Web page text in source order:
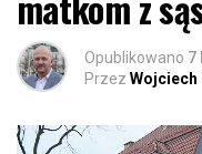
Opublikowano 7
Przez Wojciech